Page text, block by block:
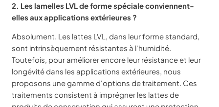
2. Les lamelles LVL de forme spéciale conviennent-
elles aux applications extérieures ?
Absolument. Les lattes LVL, dans leur forme standard,
sont intrinsèquement résistantes à l'humidité.
Toutefois, pour améliorer encore leur résistance et leur
longévité dans les applications extérieures, nous
proposons une gamme d'options de traitement. Ces
traitements consistent à imprégner les lattes de